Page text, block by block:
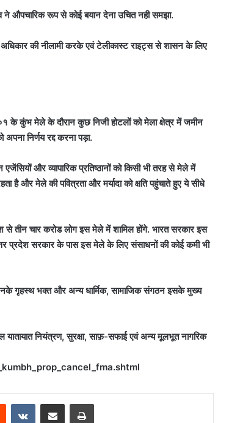
ने औपचारिक रूप से कोई बयान देना उचित नही समझा.
अधिकार की नीलामी करके एवं टेलीकास्ट राइट्स से शासन के लिए
के कुंभ मेले के दौरान कुछ निजी होटलों को मेला क्षेत्र में जमीन
निर्णय रद्द करना पड़ा.
और व्यापारिक प्रतिष्ठानों को किसी भी तरह से मेले में
है और मेले की पवित्रता और मर्यादा को क्षति पहुंचाते हुए ये सीधे
तीन चार करोड लोग इस मेले में शामिल होंगे. भारत सरकार इस
प्रदेश सरकार के पास इस मेले के लिए संसाधनों की कोई कमी भी
उनके गृहस्थ भक्त और अन्य धार्मिक, सामाजिक संगठन इसके मुख्य
यातायात नियंत्रण, सुरक्षा, साफ़-सफाई एवं अन्य मूलभूत नागरिक
Reddit VKontakteShare via Email Print